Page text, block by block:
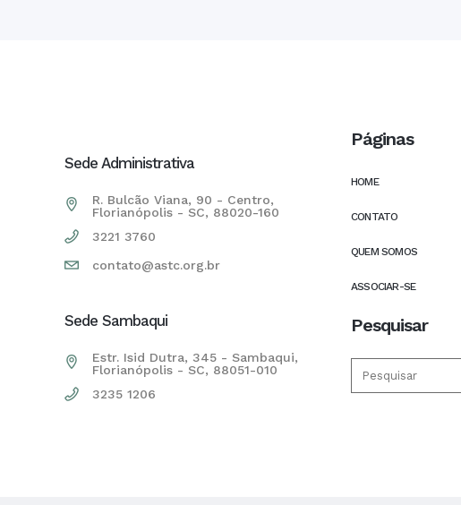
Sede Administrativa
R. Bulcão Viana, 90 - Centro,
Florianópolis - SC, 88020-160
3221 3760
contato@astc.org.br
Sede Sambaqui
Estr. Isid Dutra, 345 - Sambaqui,
Florianópolis - SC, 88051-010
3235 1206
Páginas
HOME
CONTATO
QUEM SOMOS
ASSOCIAR-SE
Pesquisar